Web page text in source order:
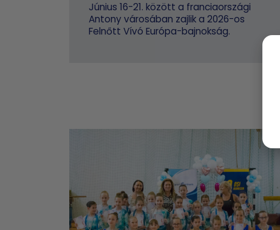
Június 16-21. között a franciaországi
Antony városában zajlik a 2026-os
Felnőtt Vívó Európa-bajnokság.